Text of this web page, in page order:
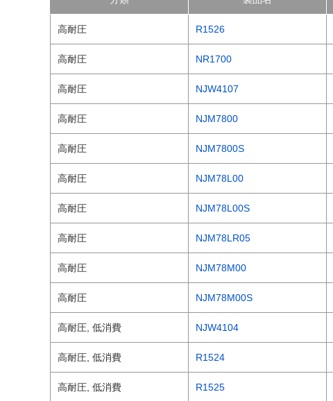
高耐圧 R1526
高耐圧 NR1700
高耐圧 NJW4107
高耐圧 NJM7800
高耐圧 NJM7800S
高耐圧 NJM78L00
高耐圧 NJM78L00S
高耐圧 NJM78LR05
高耐圧 NJM78M00
高耐圧 NJM78M00S
高耐圧, 低消費 NJW4104
高耐圧, 低消費 R1524
高耐圧, 低消費 R1525